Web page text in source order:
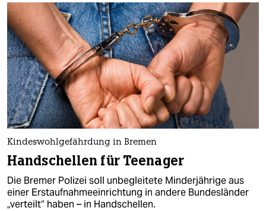
Kindeswohlgefährdung in Bremen
Handschellen für Teenager
Die Bremer Polizei soll unbegleitete Minderjährige aus
einer Erstaufnahmeeinrichtung in andere Bundesländer
„verteilt“ haben – in Handschellen.